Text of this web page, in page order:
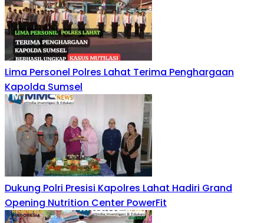
Lima Personel Polres Lahat Terima Penghargaan
Kapolda Sumsel
Dukung Polri Presisi Kapolres Lahat Hadiri Grand
Opening Nutrition Center PowerFit